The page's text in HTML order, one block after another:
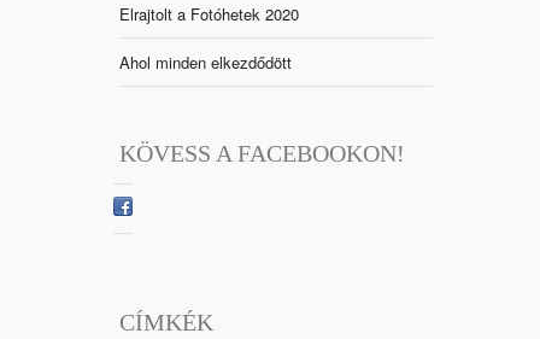
Elrajtolt a Fotóhetek 2020
Ahol minden elkezdődött
KÖVESS A FACEBOOKON!
CÍMKÉK